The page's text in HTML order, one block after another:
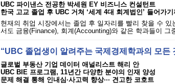
UBC 파이낸스 전공한 박세원 EY 비즈니스 컨설턴트
한국 고교 졸업 후 UBC 거쳐 ‘세계 4대 회계법인’ 들어가기
현재의 취업 시장에서는 졸업 후 일자리를 빨리 찾을 수
서도 금융(Finance), 회계(Accounting)와 같은 학과들이 그
“UBC 졸업생이 알려주는 국제경제학과의 모든
글로벌 부동산 기업 데이터 애널리스트 해리 안
UBC BIE 프로그램, 11년간 다양한 분야의 인재 양성
문제 해결 통해 인내심·사고력 향상··· 견고한 코호트